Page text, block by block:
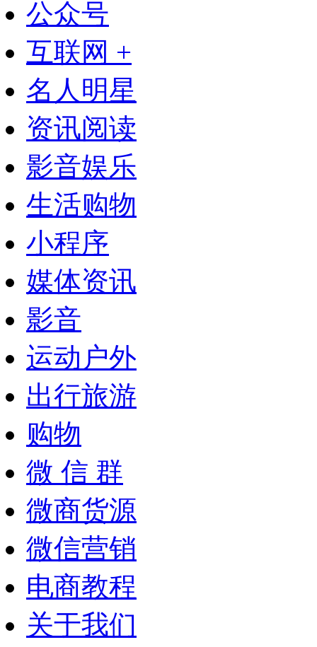
公众号
互联网 +
名人明星
资讯阅读
影音娱乐
生活购物
小程序
媒体资讯
影音
运动户外
出行旅游
购物
微 信 群
微商货源
微信营销
电商教程
关于我们